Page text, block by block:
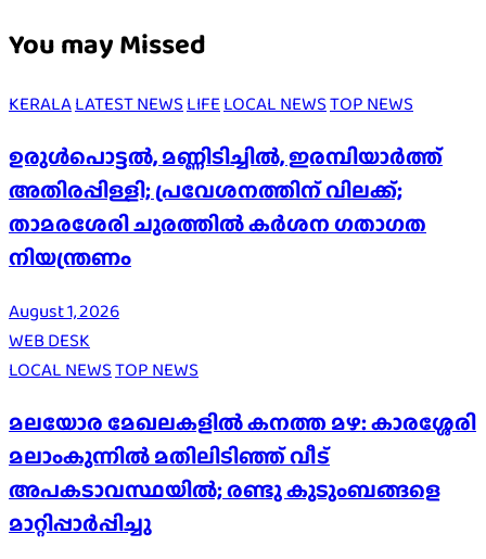
You may Missed
KERALALATEST NEWSLIFELOCAL NEWSTOP NEWS
ഉരുൾപൊട്ടൽ, മണ്ണിടിച്ചിൽ, ഇരമ്പിയാര്‍ത്ത്
അതിരപ്പിള്ളി; പ്രവേശനത്തിന് വിലക്ക്;
താമരശേരി ചുരത്തില്‍ കര്‍ശന ഗതാഗത
നിയന്ത്രണം
August 1, 2026
WEB DESK
LOCAL NEWSTOP NEWS
മലയോര മേഖലകളിൽ കനത്ത മഴ: കാരശ്ശേരി
മലാംകുന്നിൽ മതിലിടിഞ്ഞ് വീട്
അപകടാവസ്ഥയിൽ; രണ്ടു കുടുംബങ്ങളെ
മാറ്റിപ്പാർപ്പിച്ചു